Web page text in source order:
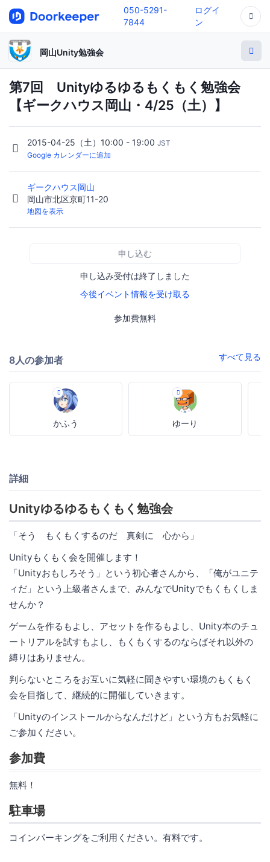
050-5291-
7844
ログイ
ン
岡山Unity勉強会
第7回 Unityゆるゆるもくもく勉強会
【ギークハウス岡山・4/25（土）】
2015-04-25（土）10:00 - 19:00 JST
Google カレンダーに追加
ギークハウス岡山
岡山市北区京町11-20
地図を表示
申し込む
申し込み受付は終了しました
今後イベント情報を受け取る
参加費無料
8人の参加者 すべて見る
かふう ゆーり
詳細
Unityゆるゆるもくもく勉強会
「そう もくもくするのだ 真剣に 心から」
Unityもくもく会を開催します！
「Unityおもしろそう」という初心者さんから、「俺がユニテ
ィだ」という上級者さんまで、みんなでUnityでもくもくしま
せんか？
ゲームを作るもよし、アセットを作るもよし、Unity本のチュ
ートリアルを試すもよし、もくもくするのならばそれ以外の
縛りはありません。
判らないところをお互いに気軽に聞きやすい環境のもくもく
会を目指して、継続的に開催していきます。
「Unityのインストールからなんだけど」という方もお気軽に
ご参加ください。
参加費
無料！
駐車場
コインパーキングをご利用ください。有料です。